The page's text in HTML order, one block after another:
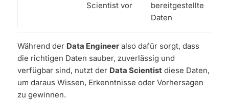
Scientist vor
bereitgestellte
Daten
Während der Data Engineer also dafür sorgt, dass
die richtigen Daten sauber, zuverlässig und
verfügbar sind, nutzt der Data Scientist diese Daten,
um daraus Wissen, Erkenntnisse oder Vorhersagen
zu gewinnen.